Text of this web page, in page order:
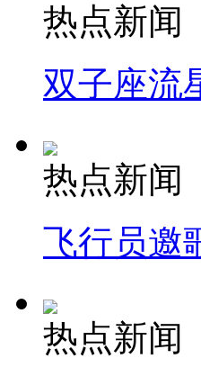
热点新闻
双子座流
热点新闻
飞行员邀
热点新闻